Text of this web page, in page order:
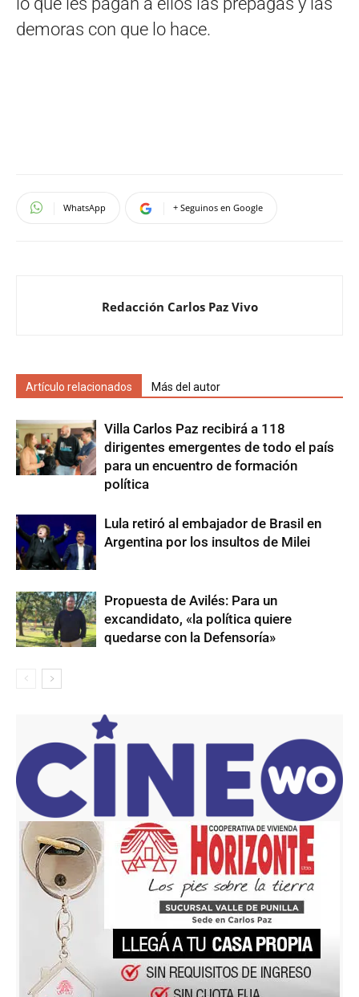
demoras con que lo hace.
WhatsApp + Seguinos en Google
Redacción Carlos Paz Vivo
Artículo relacionados Más del autor
Villa Carlos Paz recibirá a 118
dirigentes emergentes de todo el país
para un encuentro de formación
política
Lula retiró al embajador de Brasil en
Argentina por los insultos de Milei
Propuesta de Avilés: Para un
excandidato, «la política quiere
quedarse con la Defensoría»